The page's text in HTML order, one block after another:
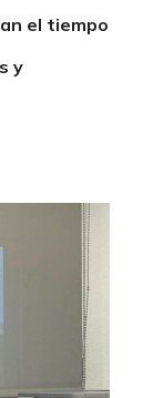
el tiempo
y